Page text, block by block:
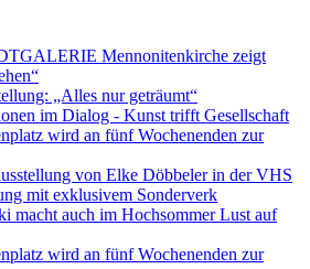
Mennonitenkirche zeigt
„Alles nur geträumt“
im Dialog - Kunst trifft Gesellschaft
wird an fünf Wochenenden zur
von Elke Döbbeler in der VHS
mit exklusivem Sonderverk
macht auch im Hochsommer Lust auf
wird an fünf Wochenenden zur